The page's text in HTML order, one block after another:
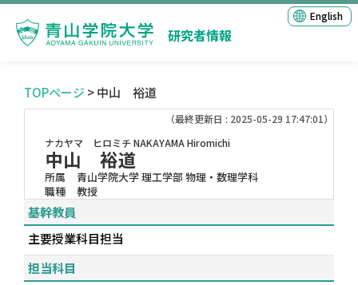
研究者情報
English
TOPページ > 中山 裕道
（最終更新日 : 2025-05-29 17:47:01）
ナカヤマ ヒロミチNAKAYAMA Hiromichi
中山 裕道
所属
青山学院大学 理工学部 物理・数理学科
職種
教授
基幹教員
主要授業科目担当
担当科目